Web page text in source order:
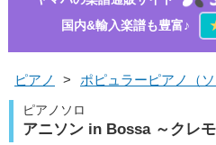
国内&輸入楽譜も豊富♪
ピアノ > ポピュラーピアノ（ソ
ピアノソロ
アニソン in Bossa ～クレ